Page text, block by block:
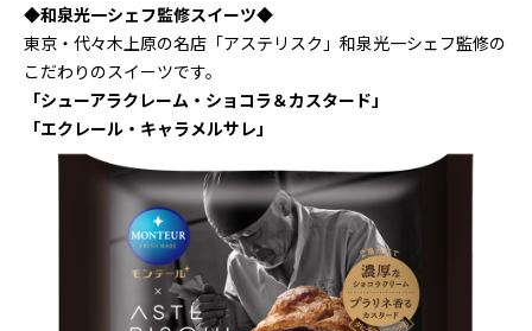
◆和泉光一シェフ監修スイーツ◆
東京・代々木上原の名店「アステリスク」和泉光一シェフ監修の
こだわりのスイーツです。
「シューアラクレーム・ショコラ＆カスタード」
「エクレール・キャラメルサレ」